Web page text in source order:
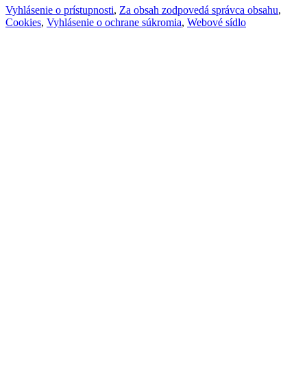
Vyhlásenie o prístupnosti, Za obsah zodpovedá správca obsahu,
Cookies, Vyhlásenie o ochrane súkromia, Webové sídlo